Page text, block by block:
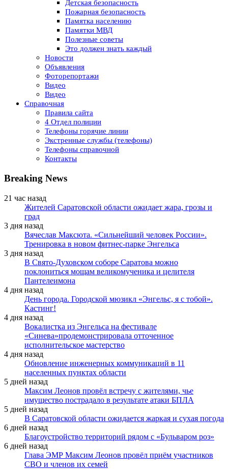
Детская безопасность
Пожарная безопасность
Памятка населению
Памятки МВД
Полезные советы
Это должен знать каждый
Новости
Объявления
Фоторепортажи
Видео
Видео
Справочная
Правила сайта
4 Отдел полиции
Телефоны горячие линии
Экстренные службы (телефоны)
Телефоны справочной
Контакты
Breaking News
21 час назад
Жителей Саратовской области ожидает жара, грозы и
град
3 дня назад
Вячеслав Максюта. «Сильнейший человек России».
Тренировка в новом фитнес-парке Энгельса
3 дня назад
В Свято-Духовском соборе Саратова можно
поклониться мощам великомученика и целителя
Пантелеимона
4 дня назад
День города. Городской мюзикл «Энгельс, я с тобой».
Кастинг!
4 дня назад
Вокалистка из Энгельса на фестивале
«Синева»продемонстрировала отточенное
исполнительское мастерство
4 дня назад
Обновление инженерных коммуникаций в 11
населенных пунктах области
5 дней назад
Максим Леонов провёл встречу с жителями, чье
имущество пострадало в результате атаки БПЛА
5 дней назад
В Саратовской области ожидается жаркая и сухая погода
6 дней назад
Благоустройство территорий рядом с «Бульваром роз»
6 дней назад
Глава ЭМР Максим Леонов провёл приём участников
СВО и членов их семей